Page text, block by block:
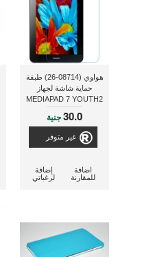
هواوي (08714-26) طبقة
حماية شاشة لجهاز
MEDIAPAD 7 YOUTH2
30.0جنية
غير متوفر
إضافة
لرغباتي
اضافة
للمقارنة